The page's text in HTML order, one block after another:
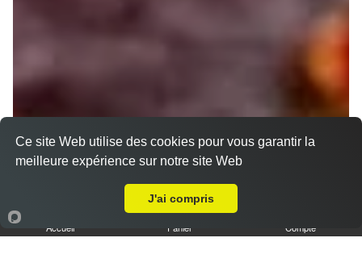
Accueil Panier Compte
Ce site Web utilise des cookies pour vous garantir la
meilleure expérience sur notre site Web
J'ai compris